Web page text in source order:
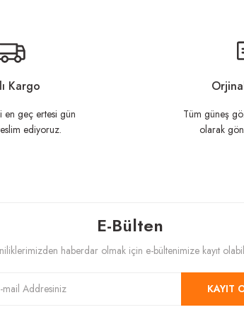
Gönder
Kargo
en geç ertesi gün
ediyoruz.
Tüm güneş
olarak
E-Bülten
haberdar olmak için e-bültenimize kayıt
KAYIT